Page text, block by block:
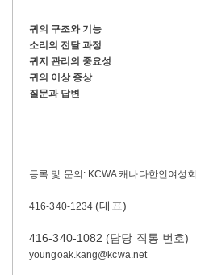
귀의 구조와 기능
소리의 전달 과정
귀지 관리의 중요성
귀의 이상 증상
질문과 답변
등록 및 문의: KCWA 캐나다한인여성회
416-340-1234 (대표)
416-340-1082 (담당 직통 번호)
youngoak.kang@kcwa.net